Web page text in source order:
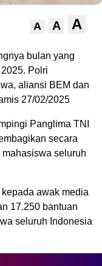
A A A
bulan yang
Polri
aliansi BEM dan
27/02/2025
Panglima TNI
secara
seluruh
awak media
17.250 bantuan
seluruh Indonesia